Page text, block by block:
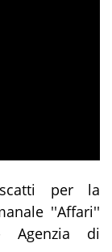
per la
''Affari''
Agenzia di